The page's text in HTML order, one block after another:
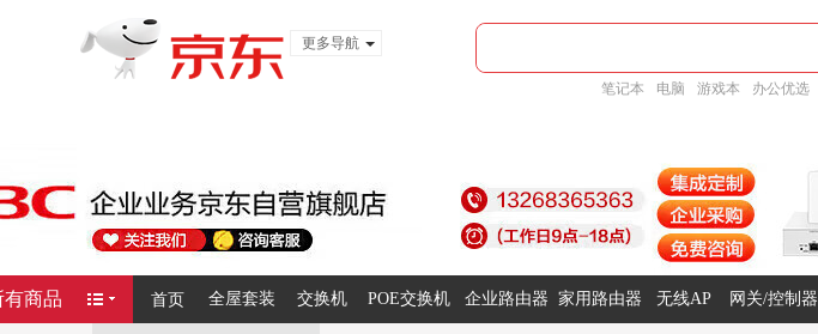
更多导航
笔记本 电脑 游戏本 办公优选
首页 企业路由器 无线AP
商品 交换机 POE交换机 网关/控制器
全屋套装 家用路由器